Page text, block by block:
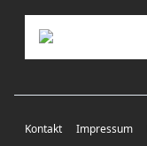
Kontakt Impressum